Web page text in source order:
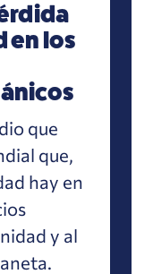
en los
que
que,
hay en
y al